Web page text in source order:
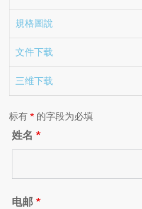
規格圖說
文件下载
三维下载
标有 * 的字段为必填
姓名 *
电邮 *